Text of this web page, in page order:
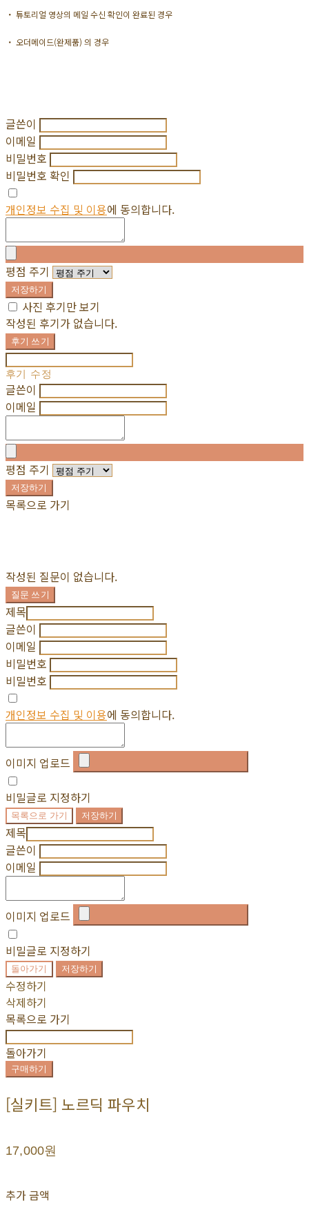
・ 튜토리얼 영상의 메일 수신 확인이 완료된 경우
・ 오더메이드(완제품) 의 경우
글쓴이
이메일
비밀번호
비밀번호 확인
개인정보 수집 및 이용에 동의합니다.
평점 주기
저장하기
사진 후기만 보기
작성된 후기가 없습니다.
후기 쓰기
후기 수정
글쓴이
이메일
평점 주기
저장하기
목록으로 가기
작성된 질문이 없습니다.
질문 쓰기
제목
글쓴이
이메일
비밀번호
비밀번호
개인정보 수집 및 이용에 동의합니다.
이미지 업로드
비밀글로 지정하기
목록으로 가기 저장하기
제목
글쓴이
이메일
이미지 업로드
비밀글로 지정하기
돌아가기 저장하기
수정하기
삭제하기
목록으로 가기
돌아가기
구매하기
[실키트] 노르딕 파우치
17,000원
추가 금액